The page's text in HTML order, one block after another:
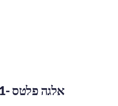
אלגה פלטס -1 מ"מ 260 גרם